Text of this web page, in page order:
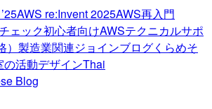
AWS re:Invent 2025AWS再入門
ェック初心者向けAWSテクニカルサポ
製造業関連ジョインブログくらめそ
の活動デザインThai
Blog